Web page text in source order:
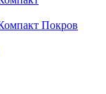
Покров